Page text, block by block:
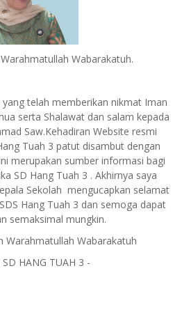
Wabarakatuh.
yang telah memberikan nikmat Iman
serta Shalawat dan salam kepada
Saw.Kehadiran Website resmi
Tuah 3 patut disambut dengan
merupakan sumber informasi bagi
SD Hang Tuah 3 . Akhirnya saya
Sekolah mengucapkan selamat
Hang Tuah 3 dan semoga dapat
semaksimal mungkin.
Warahmatullah Wabarakatuh
HANG TUAH 3 -